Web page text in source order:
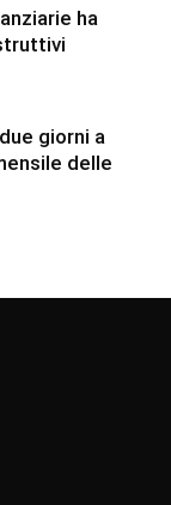
ha
giorni a
delle